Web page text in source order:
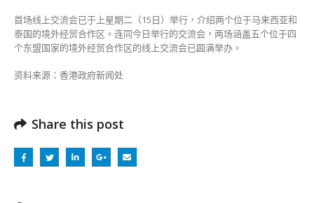
首场线上交流会已于上星期二（15日）举行，介绍两个位于马来西亚和
泰国的境外经贸合作区。连同今日举行的交流会，两场涵盖五个位于四
个东盟国家的境外经贸合作区的线上交流会已圆满举办。
资料来源：香港政府新闻处
Share this post